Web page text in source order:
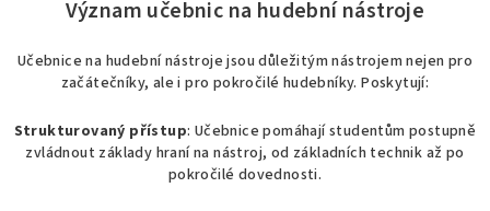
d
a
í
p
r
Význam učebnic na hudební nástroje
Učebnice na hudební nástroje jsou důležitým nástrojem nejen pro
začátečníky, ale i pro pokročilé hudebníky. Poskytují:
Strukturovaný přístup: Učebnice pomáhají studentům postupně
zvládnout základy hraní na nástroj, od základních technik až po
pokročilé dovednosti.